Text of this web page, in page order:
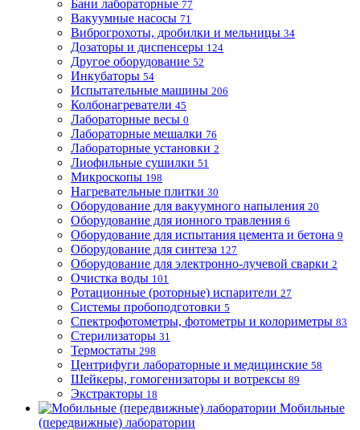
Бани лабораторные 77
Вакуумные насосы 71
Виброгрохоты, дробилки и мельницы 34
Дозаторы и диспенсеры 124
Другое оборудование 52
Инкубаторы 54
Испытательные машины 206
Колбонагреватели 45
Лабораторные весы 0
Лабораторные мешалки 76
Лабораторные установки 2
Лиофильные сушилки 51
Микроскопы 198
Нагревательные плитки 30
Оборудование для вакуумного напыления 20
Оборудование для ионного травления 6
Оборудование для испытания цемента и бетона 9
Оборудование для синтеза 127
Оборудование для электронно-лучевой сварки 2
Очистка воды 101
Ротационные (роторные) испарители 27
Системы пробоподготовки 5
Спектрофотометры, фотометры и колориметры 83
Стерилизаторы 31
Термостаты 298
Центрифуги лабораторные и медицинские 58
Шейкеры, гомогенизаторы и вотрексы 89
Экстракторы 18
Мобильные
(передвижные) лаборатории